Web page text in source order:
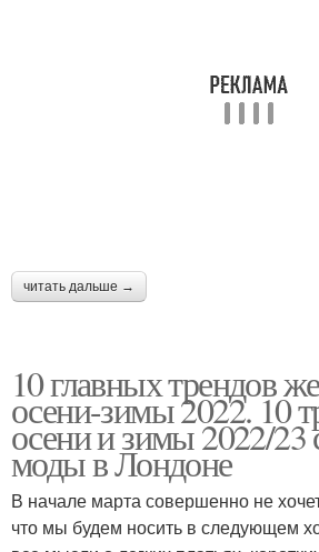
читать дальше →
10 главных трендов
осени-зимы 2022. 10
осени и зимы 2022/23
моды в Лондоне
В начале марта совершенно не
что мы будем носить в следующем